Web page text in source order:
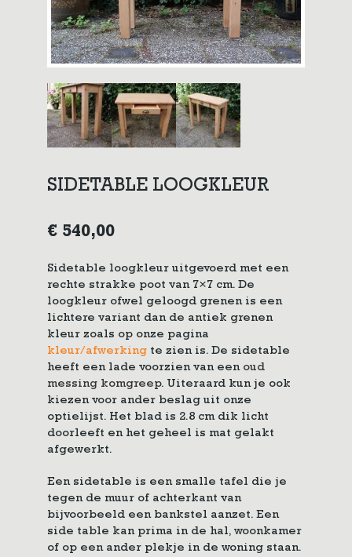
SIDETABLE LOOGKLEUR
€ 540,00
Sidetable loogkleur uitgevoerd met een
rechte strakke poot van 7×7 cm. De
loogkleur ofwel geloogd grenen is een
lichtere variant dan de antiek grenen
kleur zoals op onze pagina
kleur/afwerking te zien is. De sidetable
heeft een lade voorzien van een oud
messing komgreep. Uiteraard kun je ook
kiezen voor ander beslag uit onze
optielijst. Het blad is 2.8 cm dik licht
doorleeft en het geheel is mat gelakt
afgewerkt.
Een sidetable is een smalle tafel die je
tegen de muur of achterkant van
bijvoorbeeld een bankstel aanzet. Een
side table kan prima in de hal, woonkamer
of op een ander plekje in de woning staan.